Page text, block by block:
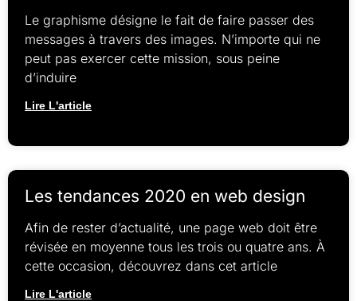
Le graphisme désigne le fait de faire passer des
messages à travers des images. N’importe qui ne
peut pas exercer cette mission, sous peine
d’induire
Lire L'article
Les tendances 2020 en web design
Afin de rester d’actualité, une page web doit être
révisée en moyenne tous les trois ou quatre ans. À
cette occasion, découvrez dans cet article
Lire L'article